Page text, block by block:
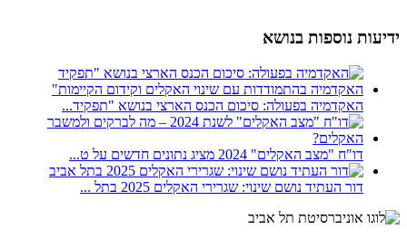
ידיעות נוספות בנושא
האקדמיה בפעולה: סיכום הכנס הארצי בנושא "תפקיד...
דו"ח "מצב האקלים" 2024 מציג נתונים חדשים על ט...
דור העתיד נושם שינוי: שגרירי האקלים 2025 בתל ...